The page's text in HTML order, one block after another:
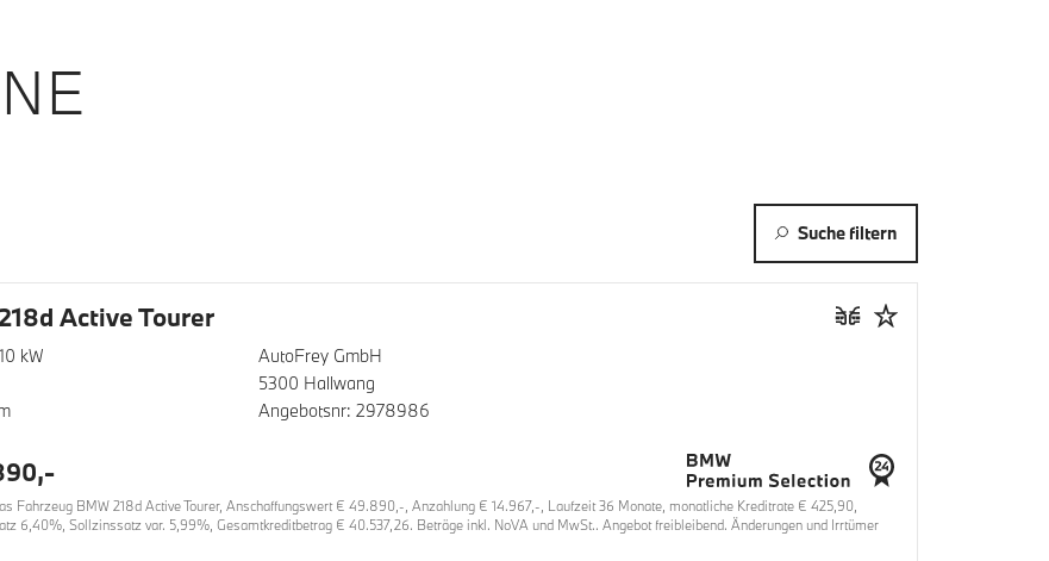
Suche filtern
Active Tourer
kW
AutoFrey GmbH
5300 Hallwang
Angebotsnr: 2978986
Fahrzeug BMW 218d Active Tourer, Anschaffungswert € 49.890,-, Anzahlung € 14.967,-, Laufzeit 36 Monate, monatliche Kreditrate € 425,90,
6,40%, Sollzinssatz var. 5,99%, Gesamtkreditbetrag € 40.537,26. Beträge inkl. NoVA und MwSt.. Angebot freibleibend. Änderungen und Irrtümer